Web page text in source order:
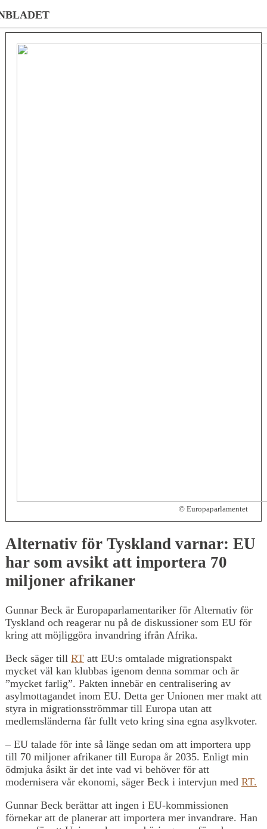
© Europaparlamentet
Alternativ för Tyskland varnar: EU
har som avsikt att importera 70
miljoner afrikaner
Gunnar Beck är Europaparlamentariker för Alternativ för
Tyskland och reagerar nu på de diskussioner som EU för
kring att möjliggöra invandring ifrån Afrika.
Beck säger till RT att EU:s omtalade migrationspakt
mycket väl kan klubbas igenom denna sommar och är
”mycket farlig”. Pakten innebär en centralisering av
asylmottagandet inom EU. Detta ger Unionen mer makt att
styra in migrationsströmmar till Europa utan att
medlemsländerna får fullt veto kring sina egna asylkvoter.
– EU talade för inte så länge sedan om att importera upp
till 70 miljoner afrikaner till Europa år 2035. Enligt min
ödmjuka åsikt är det inte vad vi behöver för att
modernisera vår ekonomi, säger Beck i intervjun med RT.
Gunnar Beck berättar att ingen i EU-kommissionen
förnekar att de planerar att importera mer invandrare. Han